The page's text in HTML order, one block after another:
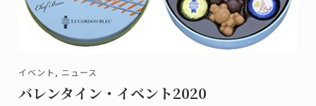
イベント, ニュース
バレンタイン・イベント2020